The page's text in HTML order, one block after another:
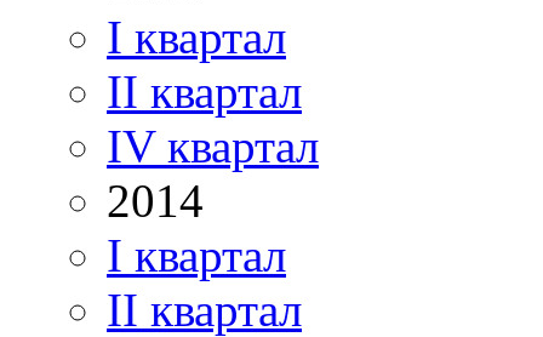
I квартал
II квартал
IV квартал
2014
I квартал
II квартал